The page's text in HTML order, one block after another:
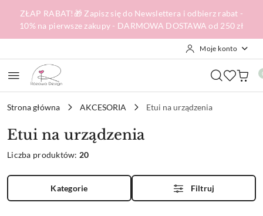
Przejdź do treści głównej
Przejdź do wyszukiwarki
Przejdź do moje konto
Przejdź do menu głównego
Przejdź do stopki
ZŁAP RABAT!🎁 Zapisz się do Newslettera i odbierz rabat -
10% na pierwsze zakupy - DARMOWA DOSTAWA od 250 zł
Moje konto
Strona główna AKCESORIA Etui na urządzenia
Etui na urządzenia
Liczba produktów: 20
Kategorie Filtruj